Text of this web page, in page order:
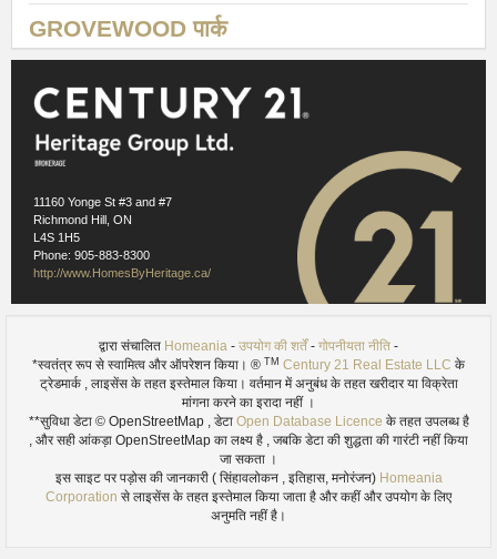
GROVEWOOD पार्क
11160 Yonge St #3 and #7
Richmond Hill, ON
L4S 1H5
Phone: 905-883-8300
http://www.HomesByHeritage.ca/
द्वारा संचालित Homeania - उपयोग की शर्तें- गोपनीयता नीति -
*स्वतंत्र रूप से स्वामित्व और ऑपरेशन किया। ® TM Century 21 Real Estate LLC के
ट्रेडमार्क , लाइसेंस के तहत इस्तेमाल किया। वर्तमान में अनुबंध के तहत खरीदार या विक्रेता
मांगना करने का इरादा नहीं ।
**सुविधा डेटा © OpenStreetMap , डेटा Open Database Licence के तहत उपलब्ध है
, और सही आंकड़ा OpenStreetMap का लक्ष्य है , जबकि डेटा की शुद्धता की गारंटी नहीं किया
जा सकता ।
इस साइट पर पड़ोस की जानकारी ( सिंहावलोकन , इतिहास, मनोरंजन) Homeania
Corporation से लाइसेंस के तहत इस्तेमाल किया जाता है और कहीं और उपयोग के लिए
अनुमति नहीं है।